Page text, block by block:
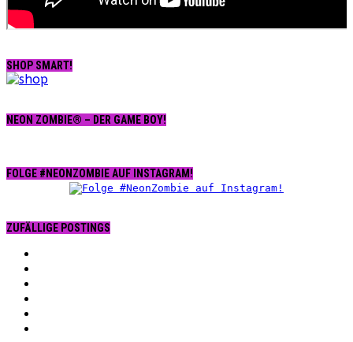
SHOP SMART!
NEON ZOMBIE® – DER GAME BOY!
FOLGE #NEONZOMBIE AUF INSTAGRAM!
ZUFÄLLIGE POSTINGS